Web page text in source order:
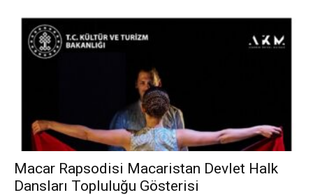
Macar Rapsodisi Macaristan Devlet Halk
Dansları Topluluğu Gösterisi